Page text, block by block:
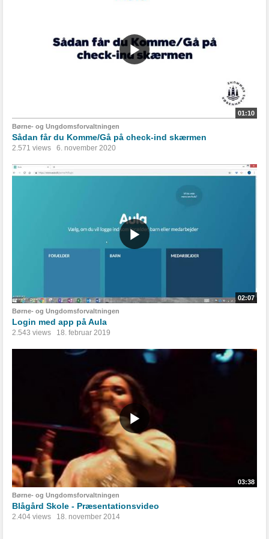
01:10
Børne- og Ungdomsforvaltningen
Sådan får du Komme/Gå på check-ind skærmen
2.571 views 6. november 2020
02:07
Børne- og Ungdomsforvaltningen
Login med app på Aula
2.543 views 18. februar 2019
03:38
Børne- og Ungdomsforvaltningen
Blågård Skole - Præsentationsvideo
2.404 views 18. november 2014